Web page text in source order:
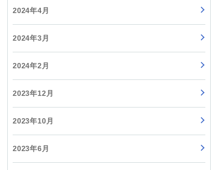
2024年4月
2024年3月
2024年2月
2023年12月
2023年10月
2023年6月